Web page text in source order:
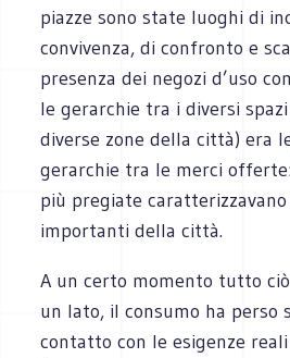
piazze sono state luoghi di
convivenza, di confronto e
presenza dei negozi d’uso
le gerarchie tra i diversi
diverse zone della città) era
gerarchie tra le merci
più pregiate
importanti della città.
A un certo momento tutto
un lato, il consumo ha perso
contatto con le esigenze